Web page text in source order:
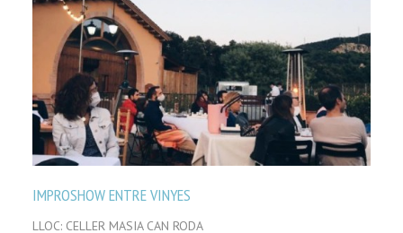
IMPROSHOW ENTRE VINYES
LLOC: CELLER MASIA CAN RODA